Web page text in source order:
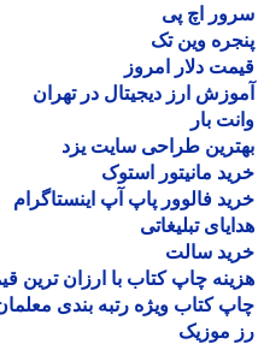
اچ پی
وین تک
دلار امروز
ارز دیجیتال در تهران
بار
طراحی سایت یزد
مانیتور استوک
فالوور پاپ آپ اینستاگرام
تبلیغاتی
سالت
چاپ کتاب با ارزان ترین قیمت
کتاب ویژه رتبه بندی معلمان
موزیک